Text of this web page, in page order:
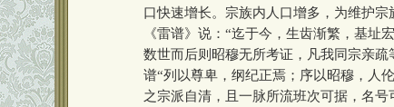
口快速增长。宗族内人口增多，为维护宗
《雷谱》说：“迄于今，生齿渐繁，基址
数世而后则昭穆无所考证，凡我同宗亲
谱“列以尊卑，纲纪正焉；序以昭穆，人
之宗派自清，且一脉所流班次可据，名